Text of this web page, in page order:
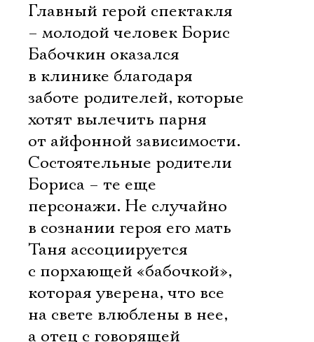
Главный герой спектакля
– молодой человек Борис
Бабочкин оказался
в клинике благодаря
заботе родителей, которые
хотят вылечить парня
от айфонной зависимости.
Состоятельные родители
Бориса – те еще
персонажи. Не случайно
в сознании героя его мать
Таня ассоциируется
с порхающей «бабочкой»,
которая уверена, что все
на свете влюблены в нее,
а отец с говорящей